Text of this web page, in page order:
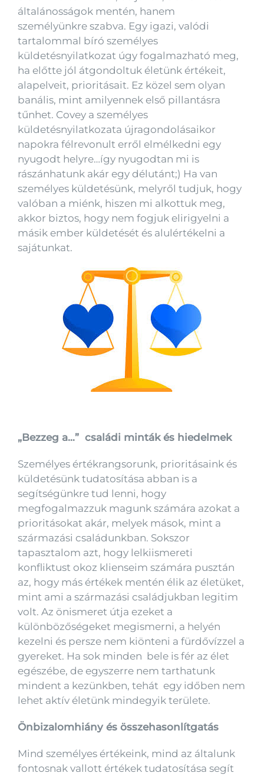
általánosságok mentén, hanem
személyünkre szabva. Egy igazi, valódi
tartalommal bíró személyes
küldetésnyilatkozat úgy fogalmazható meg,
ha előtte jól átgondoltuk életünk értékeit,
alapelveit, prioritásait. Ez közel sem olyan
banális, mint amilyennek első pillantásra
tűnhet. Covey a személyes
küldetésnyilatkozata újragondolásaikor
napokra félrevonult erről elmélkedni egy
nyugodt helyre…így nyugodtan mi is
rászánhatunk akár egy délutánt;) Ha van
személyes küldetésünk, melyről tudjuk, hogy
valóban a miénk, hiszen mi alkottuk meg,
akkor biztos, hogy nem fogjuk elirigyelni a
másik ember küldetését és alulértékelni a
sajátunkat.
„Bezzeg a…” családi minták és hiedelmek
Személyes értékrangsorunk, prioritásaink és
küldetésünk tudatosítása abban is a
segítségünkre tud lenni, hogy
megfogalmazzuk magunk számára azokat a
prioritásokat akár, melyek mások, mint a
származási családunkban. Sokszor
tapasztalom azt, hogy lelkiismereti
konfliktust okoz klienseim számára pusztán
az, hogy más értékek mentén élik az életüket,
mint ami a származási családjukban legitim
volt. Az önismeret útja ezeket a
különbözőségeket megismerni, a helyén
kezelni és persze nem kiönteni a fürdővízzel a
gyereket. Ha sok minden bele is fér az élet
egészébe, de egyszerre nem tarthatunk
mindent a kezünkben, tehát egy időben nem
lehet aktív életünk mindegyik területe.
Önbizalomhiány és összehasonlítgatás
Mind személyes értékeink, mind az általunk
fontosnak vallott értékek tudatosítása segít